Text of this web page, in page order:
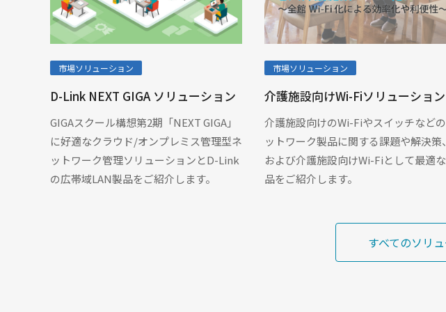
市場ソリューション
D-Link NEXT GIGA ソリューション
GIGAスクール構想第2期「NEXT GIGA」
に好適なクラウド/オンプレミス管理型ネ
ットワーク管理ソリューションとD-Link
の広帯域LAN製品をご紹介します。
市場ソリューション
介護施設向けWi-Fiソリューション
介護施設向けのWi-Fiやスイッチなど
ットワーク製品に関する課題や解決策、
および介護施設向けWi-Fiとして最適
品をご紹介します。
すべてのソリ